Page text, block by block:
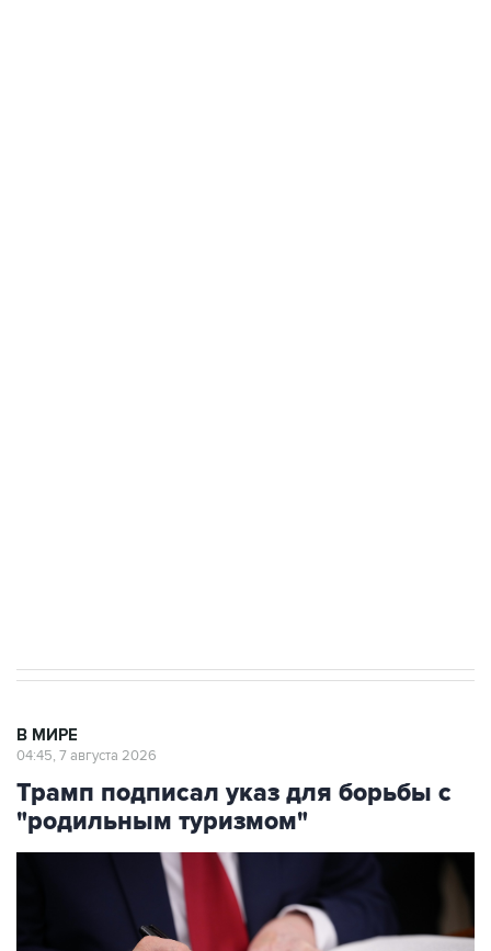
В МИРЕ
04:45, 7 августа 2026
Трамп подписал указ для борьбы с
"родильным туризмом"